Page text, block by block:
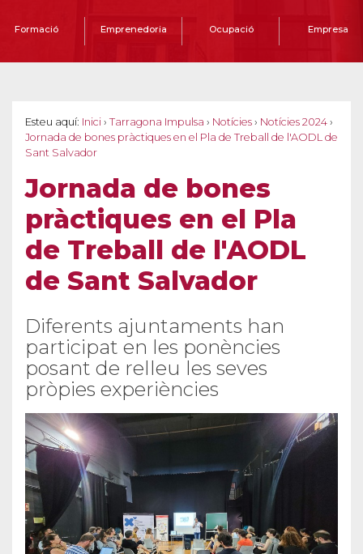
Formació Emprenedoria Ocupació Empresa
Esteu aquí: Inici › Tarragona Impulsa › Notícies › Notícies 2024 ›
Jornada de bones pràctiques en el Pla de Treball de l'AODL de
Sant Salvador
Jornada de bones
pràctiques en el Pla
de Treball de l'AODL
de Sant Salvador
Diferents ajuntaments han
participat en les ponències
posant de relleu les seves
pròpies experiències